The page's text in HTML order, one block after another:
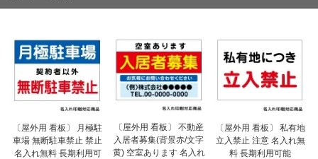
〔屋外用 看板〕 月極駐
車場 無断駐車禁止 禁止
名入れ無料 長期利用可
〔屋外用 看板〕 不動産
入居者募集(背景赤/文字
黄) 空室あります 名入れ
〔屋外用 看板〕 私有地
立入禁止 注意 名入れ無
料 長期利用可能